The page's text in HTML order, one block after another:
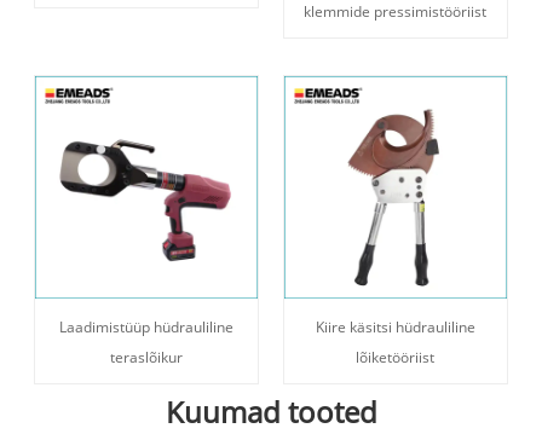
klemmide pressimistööriist
Laadimistüüp hüdrauliline
teraslõikur
Kiire käsitsi hüdrauliline
lõiketööriist
Kuumad tooted